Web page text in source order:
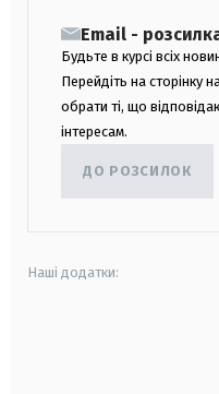
Email -
Будьте в курсі всіх
Перейдіть на сторінку
обрати ті, що
інтересам.
ДО РОЗСИЛОК
Наші додатки: